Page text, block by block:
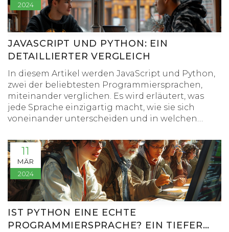
Einkommen durch spezielle Expertise steigern
können.
2024
JAVASCRIPT UND PYTHON: EIN
DETAILLIERTER VERGLEICH
In diesem Artikel werden JavaScript und Python,
zwei der beliebtesten Programmiersprachen,
miteinander verglichen. Es wird erläutert, was
jede Sprache einzigartig macht, wie sie sich
voneinander unterscheiden und in welchen
können. Ziel ist es, ein umfassendes Verständnis
darüber zu schaffen, ob JavaScript das Gleiche
wie Python ist und wie die Wahl der richtigen
Sprache für ein bestimmtes Projekt getroffen
werden kann.
11
MÄR
2024
IST PYTHON EINE ECHTE
PROGRAMMIERSPRACHE? EIN TIEFER